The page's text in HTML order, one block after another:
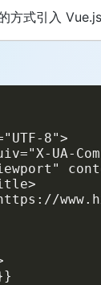
方式引入 Vue.js
8">
UA-